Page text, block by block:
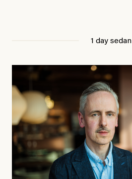
1 day sedan